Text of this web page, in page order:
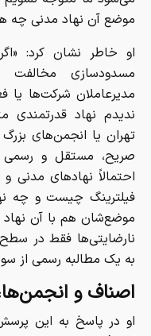
موضع آن نهاد مدنی چه
او خاطر نشان کرد:
مسدودسازی مخالفت
مدیرعاملان شرکت‌ها
ندیدم نهاد قدرتمندی
تهران یا انجمن‌های
صریح، مستقل و رسمی
احتمالاً نهادهای مدنی
فیلترینگ چیست و چه
موضع‌شان هم با آن
نارضایتی‌ها فقط در
به یک مطالبه رسمی از
اصناف و
او در پاسخ به این